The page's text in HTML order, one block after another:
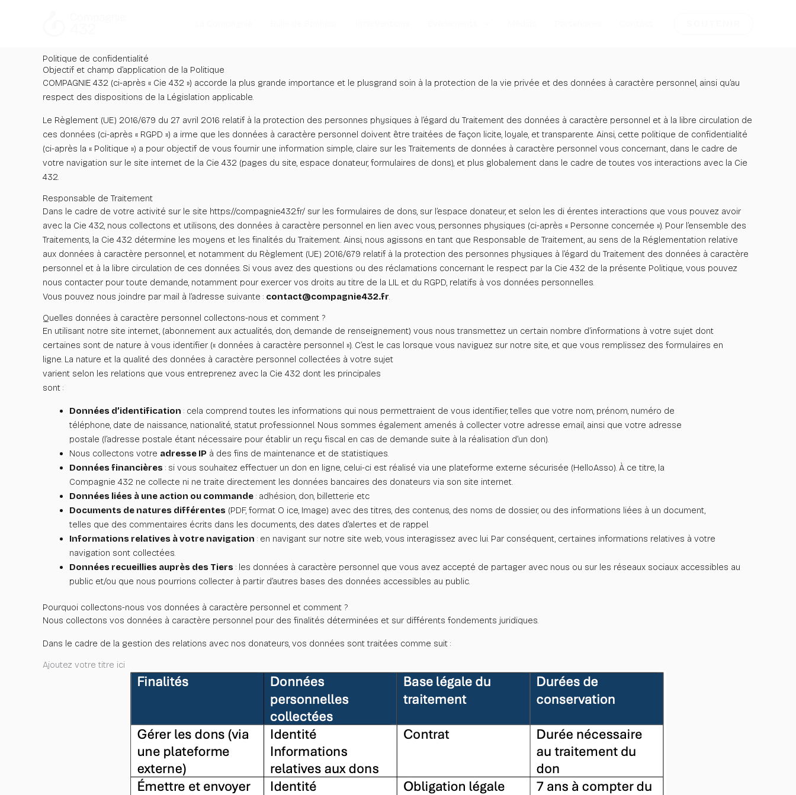
Politique de confidentialité
Objectif et champ d’application de la Politique
COMPAGNIE 432 (ci-après « Cie 432 ») accorde la plus grande importance et le plusgrand soin à la protection de la vie privée et des données à caractère personnel, ainsi qu’au
respect des dispositions de la Législation applicable.
Le Règlement (UE) 2016/679 du 27 avril 2016 relatif à la protection des personnes physiques à l’égard du Traitement des données à caractère personnel et à la libre circulation de
ces données (ci-après « RGPD ») a irme que les données à caractère personnel doivent être traitées de façon licite, loyale, et transparente. Ainsi, cette politique de confidentialité
(ci-après la « Politique ») a pour objectif de vous fournir une information simple, claire sur les Traitements de données à caractère personnel vous concernant, dans le cadre de
votre navigation sur le site internet de la Cie 432 (pages du site, espace donateur, formulaires de dons), et plus globalement dans le cadre de toutes vos interactions avec la Cie
432.
Responsable de Traitement
Dans le cadre de votre activité sur le site https://compagnie432.fr/ sur les formulaires de dons, sur l’espace donateur, et selon les di érentes interactions que vous pouvez avoir
avec la Cie 432, nous collectons et utilisons, des données à caractère personnel en lien avec vous, personnes physiques (ci-après « Personne concernée »). Pour l’ensemble des
Traitements, la Cie 432 détermine les moyens et les finalités du Traitement. Ainsi, nous agissons en tant que Responsable de Traitement, au sens de la Réglementation relative
aux données à caractère personnel, et notamment du Règlement (UE) 2016/679 relatif à la protection des personnes physiques à l’égard du Traitement des données à caractère
personnel et à la libre circulation de ces données. Si vous avez des questions ou des réclamations concernant le respect par la Cie 432 de la présente Politique, vous pouvez
nous contacter pour toute demande, notamment pour exercer vos droits au titre de la LIL et du RGPD, relatifs à vos données personnelles.
Vous pouvez nous joindre par mail à l’adresse suivante : contact@compagnie432.fr.
Quelles données à caractère personnel collectons-nous et comment ?
En utilisant notre site internet, (abonnement aux actualités, don, demande de renseignement) vous nous transmettez un certain nombre d’informations à votre sujet dont
certaines sont de nature à vous identifier (« données à caractère personnel »). C’est le cas lorsque vous naviguez sur notre site, et que vous remplissez des formulaires en
ligne. La nature et la qualité des données à caractère personnel collectées à votre sujet
varient selon les relations que vous entreprenez avec la Cie 432 dont les principales
sont :
Données d’identification : cela comprend toutes les informations qui nous permettraient de vous identifier, telles que votre nom, prénom, numéro de
téléphone, date de naissance, nationalité, statut professionnel. Nous sommes également amenés à collecter votre adresse email, ainsi que votre adresse
postale (l’adresse postale étant nécessaire pour établir un reçu fiscal en cas de demande suite à la réalisation d’un don).
Nous collectons votre adresse IP à des fins de maintenance et de statistiques.
Données financières : si vous souhaitez effectuer un don en ligne, celui-ci est réalisé via une plateforme externe sécurisée (HelloAsso). À ce titre, la
Compagnie 432 ne collecte ni ne traite directement les données bancaires des donateurs via son site internet.
Données liées à une action ou commande : adhésion, don, billetterie etc
Documents de natures différentes (PDF, format O ice, Image) avec des titres, des contenus, des noms de dossier, ou des informations liées à un document,
telles que des commentaires écrits dans les documents, des dates d’alertes et de rappel.
Informations relatives à votre navigation : en navigant sur notre site web, vous interagissez avec lui. Par conséquent, certaines informations relatives à votre
navigation sont collectées.
Données recueillies auprès des Tiers : les données à caractère personnel que vous avez accepté de partager avec nous ou sur les réseaux sociaux accessibles au
public et/ou que nous pourrions collecter à partir d’autres bases des données accessibles au public.
Pourquoi collectons-nous vos données à caractère personnel et comment ?
Nous collectons vos données à caractère personnel pour des finalités déterminées et sur différents fondements juridiques.
Dans le cadre de la gestion des relations avec nos donateurs, vos données sont traitées comme suit :
Ajoutez votre titre ici